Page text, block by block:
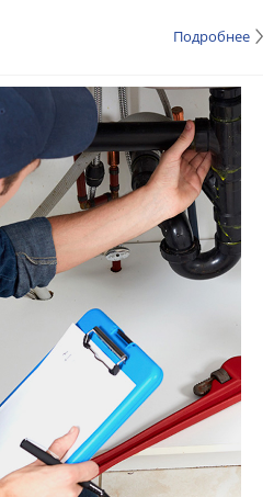
Подробнее